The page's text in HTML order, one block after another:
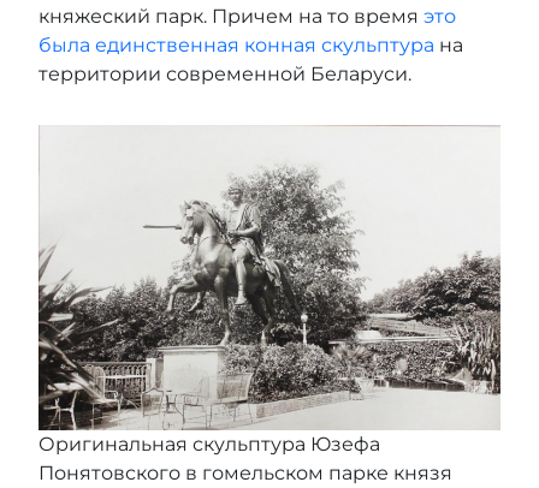
княжеский парк. Причем на то время это
была единственная конная скульптура на
территории современной Беларуси.
Оригинальная скульптура Юзефа
Понятовского в гомельском парке князя